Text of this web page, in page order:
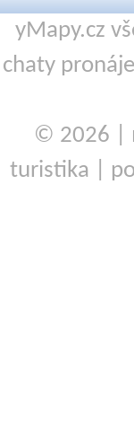
yMapy.cz
chaty
© 2026 |
turistika